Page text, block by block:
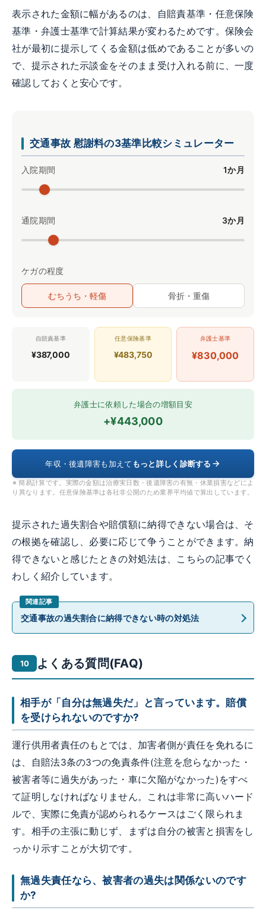
表示された金額に幅があるのは、自賠責基準・任意保険
基準・弁護士基準で計算結果が変わるためです。保険会
社が最初に提示してくる金額は低めであることが多いの
で、提示された示談金をそのまま受け入れる前に、一度
確認しておくと安心です。
交通事故 慰謝料の3基準比較シミュレーター
入院期間 1か月
通院期間 3か月
ケガの程度
むちうち・軽傷 骨折・重傷
自賠責基準
¥387,000
任意保険基準
¥483,750
弁護士基準
¥830,000
弁護士に依頼した場合の増額目安
+¥443,000
年収・後遺障害も加えて もっと詳しく診断する
※ 簡易計算です。実際の金額は治療実日数・後遺障害の有無・休業損害などによ
り異なります。任意保険基準は各社非公開のため業界平均値で算出しています。
提示された過失割合や賠償額に納得できない場合は、そ
の根拠を確認し、必要に応じて争うことができます。納
得できないと感じたときの対処法は、こちらの記事でく
わしく紹介しています。
交通事故の過失割合に納得できない時の対処法
よくある質問(FAQ)
相手が「自分は無過失だ」と言っています。賠償
を受けられないのですか?
運行供用者責任のもとでは、加害者側が責任を免れるに
は、自賠法3条の3つの免責条件(注意を怠らなかった・
被害者等に過失があった・車に欠陥がなかった)をすべ
て証明しなければなりません。これは非常に高いハード
ルで、実際に免責が認められるケースはごく限られま
す。相手の主張に動じず、まずは自分の被害と損害をし
っかり示すことが大切です。
無過失責任なら、被害者の過失は関係ないのです
か?